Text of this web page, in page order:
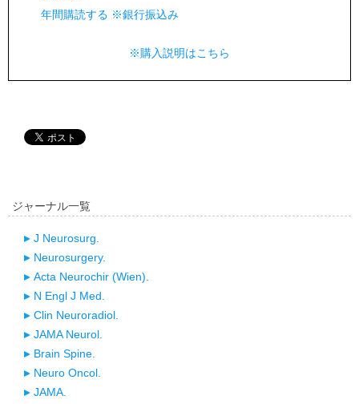
年間購読する ※銀行振込み
※購入説明はこちら
ジャーナル一覧
J Neurosurg.
Neurosurgery.
Acta Neurochir (Wien).
N Engl J Med.
Clin Neuroradiol.
JAMA Neurol.
Brain Spine.
Neuro Oncol.
JAMA.